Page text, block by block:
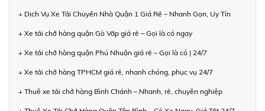
+ Dịch Vụ Xe Tải Chuyển Nhà Quận 1 Giá Rẻ – Nhanh Gọn, Uy Tín
+ Xe tải chở hàng quận Gò Vấp giá rẻ – Gọi là có ngay
+ Xe tải chở hàng quận Phú Nhuận giá rẻ – Gọi là có | 24/7
+ Xe tải chở hàng TPHCM giá rẻ, nhanh chóng, phục vụ 24/7
+ Thuê xe tải chở hàng Bình Chánh – Nhanh, rẻ, chuyên nghiệp